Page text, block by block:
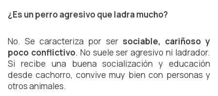
¿Es un perro agresivo que ladra mucho?
No. Se caracteriza por ser sociable, cariñoso y
poco conflictivo. No suele ser agresivo ni ladrador.
Si recibe una buena socialización y educación
desde cachorro, convive muy bien con personas y
otros animales.